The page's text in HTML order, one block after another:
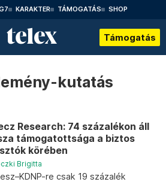
KARAKTER TÁMOGATÁS SHOP
Támogatás
kutatás
Research: 74 százalékon áll
támogatottsága a biztos
körében
Brigitta
re csak 19 százalék